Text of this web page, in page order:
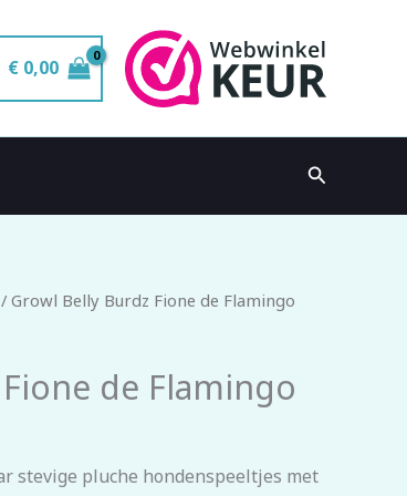
€ 0,00
Zoeken
/ Growl Belly Burdz Fione de Flamingo
de Flamingo
stevige pluche hondenspeeltjes met